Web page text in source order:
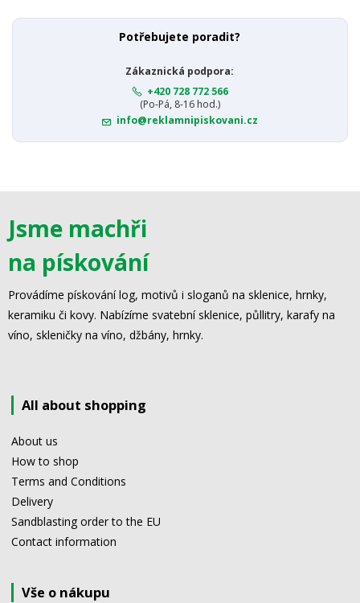
Potřebujete poradit?
Zákaznická podpora:
+420 728 772 566
(Po-Pá, 8-16 hod.)
info@reklamnipiskovani.cz
Jsme machři
na pískování
Provádíme pískování log, motivů i sloganů na sklenice, hrnky,
keramiku či kovy. Nabízíme svatební sklenice, půllitry, karafy na
víno, skleničky na víno, džbány, hrnky.
All about shopping
About us
How to shop
Terms and Conditions
Delivery
Sandblasting order to the EU
Contact information
Vše o nákupu